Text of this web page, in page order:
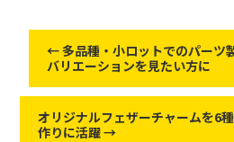
←多品種・小ロットでのパーツ
バリエーションを見たい方に
オリジナルフェザーチャームを6
作りに活躍→